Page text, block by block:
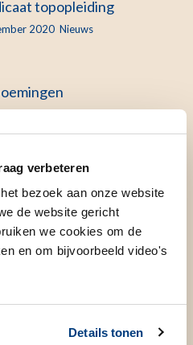
verbeteren
bezoek aan onze website
de website gericht
we cookies om de
en om bijvoorbeeld video's
Details tonen
topopleiding
2020 Nieuws
en achtergrondverhalen